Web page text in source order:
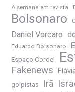
A semana em revista
Bolsonaro
Daniel Vorcaro
Eduardo Bolsonaro
Espaço Cordel
Fakenews
golpistas Irã